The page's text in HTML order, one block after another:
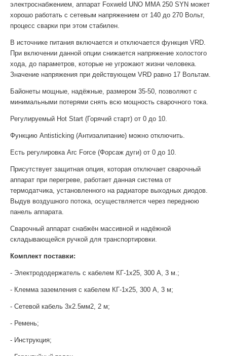
электроснабжением, аппарат Foxweld UNO MMA 250 SYN может
хорошо работать с сетевым напряжением от 140 до 270 Вольт,
процесс сварки при этом стабилен.
В источнике питания включается и отключается функция VRD.
При включении данной опции снижается напряжение холостого
хода, до параметров, которые не угрожают жизни человека.
Значение напряжения при действующем VRD равно 17 Вольтам.
Байонеты мощные, надёжные, размером 35-50, позволяют с
минимальными потерями снять всю мощность сварочного тока.
Регулируемый Hot Start (Горячий старт) от 0 до 10.
Функцию Antisticking (Антизалипание) можно отключить.
Есть регулировка Arc Force (Форсаж дуги) от 0 до 10.
Присутствует защитная опция, которая отключает сварочный
аппарат при перегреве, работает данная система от
термодатчика, установленного на радиаторе выходных диодов.
Выдув воздушного потока, осуществляется через переднюю
панель аппарата.
Сварочный аппарат снабжён массивной и надёжной
складывающейся ручкой для транспортировки.
Комплект поставки:
- Электрододержатель с кабелем КГ-1х25, 300 А, 3 м.;
- Клемма заземления с кабелем КГ-1х25, 300 А, 3 м;
- Сетевой кабель 3х2.5мм2, 2 м;
- Ремень;
- Инструкция;